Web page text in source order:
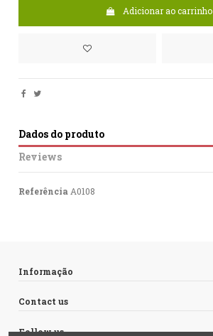
Adicionar ao carrinho
Dados do produto
Reviews
Referência A0108
Informação
Contact us
Follow us